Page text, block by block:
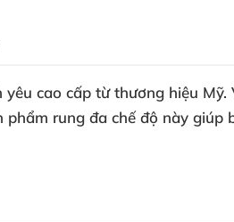
yêu cao cấp từ thương hiệu Mỹ.
phẩm rung đa chế độ này giúp